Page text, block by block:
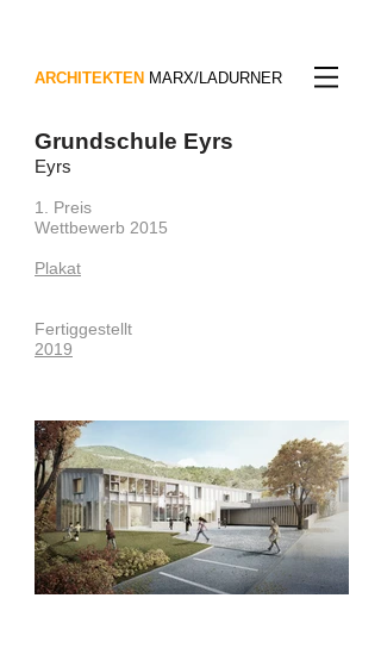
ARCHITEKTEN MARX/LADURNER
Grundschule Eyrs
Eyrs
1. Preis
Wettbewerb 2015
Plakat
Fertiggestellt
2019